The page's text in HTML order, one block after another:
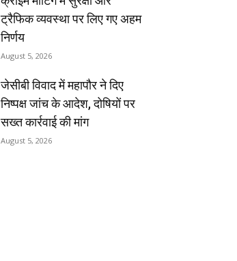
ट्रैफिक व्यवस्था पर लिए गए अहम
निर्णय
August 5, 2026
जेसीबी विवाद में महापौर ने दिए
निष्पक्ष जांच के आदेश, दोषियों पर
सख्त कार्रवाई की मांग
August 5, 2026